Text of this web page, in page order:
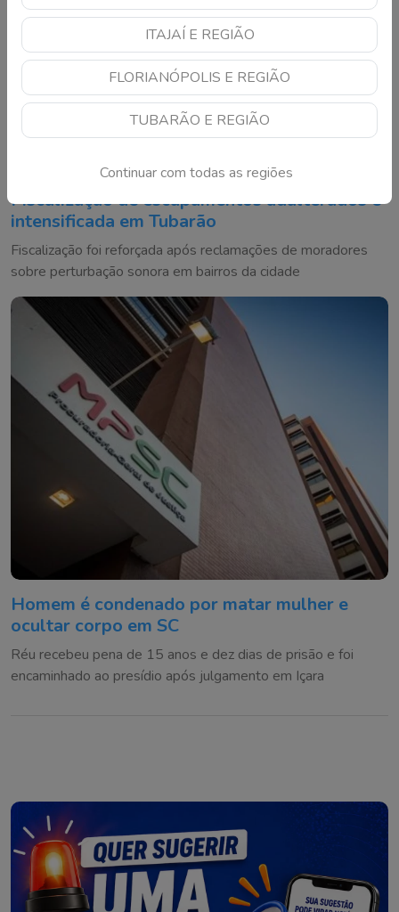
ITAJAÍ E REGIÃO
FLORIANÓPOLIS E REGIÃO
TUBARÃO E REGIÃO
Continuar com todas as regiões
Fiscalização de escapamentos adulterados é
intensificada em Tubarão
Fiscalização foi reforçada após reclamações de moradores
sobre perturbação sonora em bairros da cidade
Homem é condenado por matar mulher e
ocultar corpo em SC
Réu recebeu pena de 15 anos e dez dias de prisão e foi
encaminhado ao presídio após julgamento em Içara